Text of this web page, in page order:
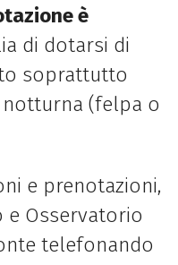
è
di dotarsi di
soprattutto
(felpa o
e prenotazioni,
Osservatorio
telefonando